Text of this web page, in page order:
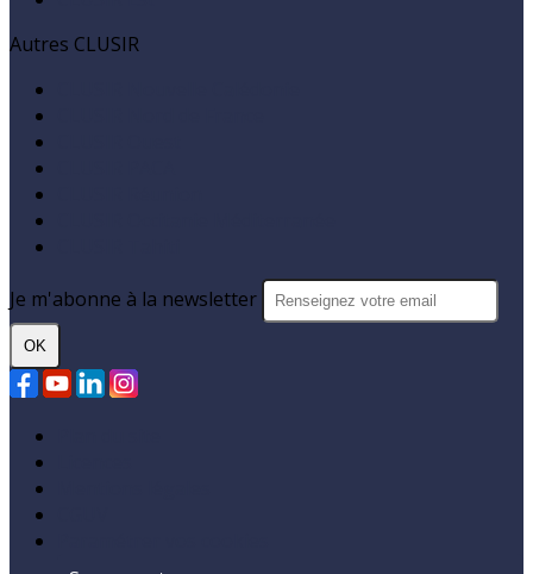
Autres CLUSIR
Je m'abonne à la newsletter
OK